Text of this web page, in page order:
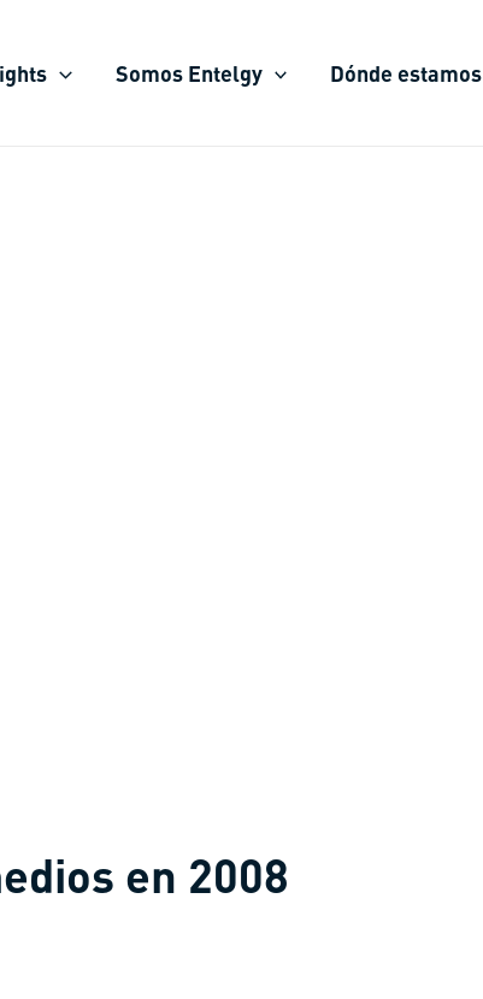
Somos Entelgy Dónde estamos
en 2008